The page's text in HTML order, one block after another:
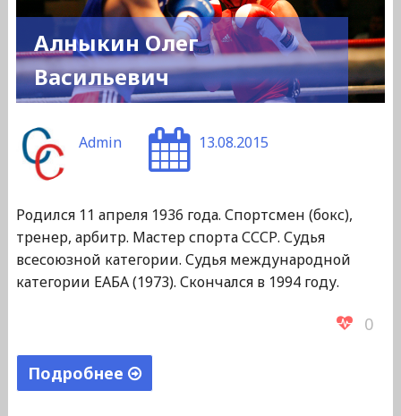
Алныкин Олег
Васильевич
Admin 13.08.2015
Родился 11 апреля 1936 года. Спортсмен (бокс),
тренер, арбитр. Мастер спорта СССР. Судья
всесоюзной категории. Судья международной
категории ЕАБА (1973). Скончался в 1994 году.
0
Подробнее